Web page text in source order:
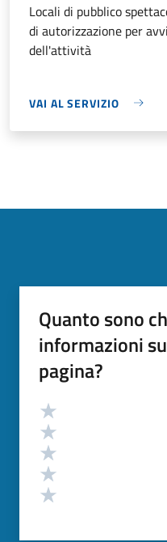
Locali di pubblico
di autorizzazione per
dell'attività
VAI AL SERVIZIO
Quanto sono
informazioni
pagina?
Valutazione